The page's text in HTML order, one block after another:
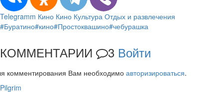
Telegramm Кино Кино Культура Отдых и развлечения
#Буратино#кино#Простоквашино#чебурашка
КОММЕНТАРИИ 3 Войти
комментирования Вам необходимо авторизироваться.
Pilgrim